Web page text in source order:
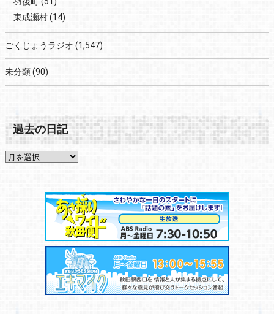
東成瀬村(14)
ごくじょうラジオ (1,547)
未分類(90)
過去の日記